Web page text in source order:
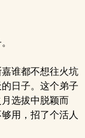
谁都不想往火坑
日子。这个弟子
选拔中脱颖而
用，招了个活人